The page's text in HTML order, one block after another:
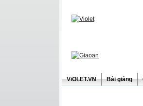
ViOLET.VN Bài giảng